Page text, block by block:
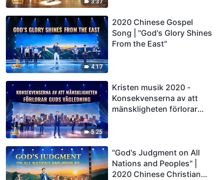
3:37
4:17
2020 Chinese Gospel
Song | "God's Glory Shines
From the East"
5:25
Kristen musik 2020 -
Konsekvenserna av att
mänskligheten förlorar
"God's Judgment on All
Nations and Peoples" |
2020 Chinese Christian